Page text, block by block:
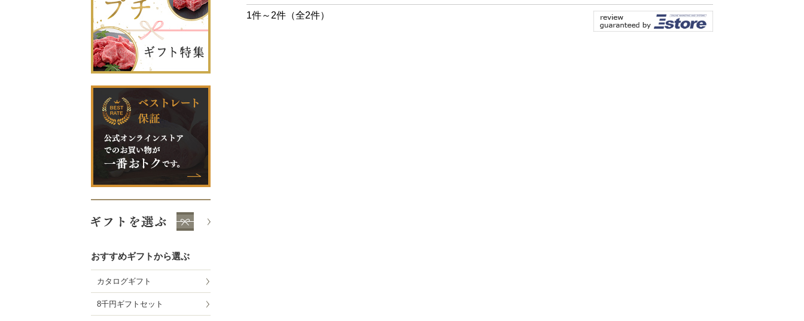
1件～2件（全2件）
おすすめギフトから選ぶ
カタログギフト
8千円ギフトセット